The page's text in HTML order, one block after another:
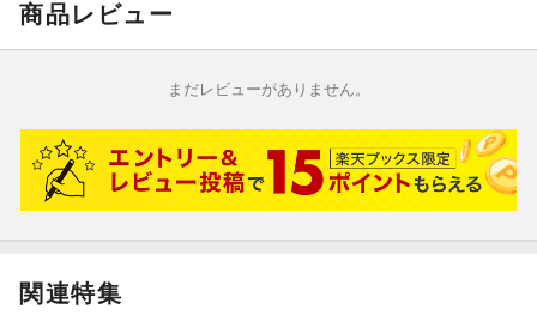
商品レビュー
まだレビューがありません。
関連特集